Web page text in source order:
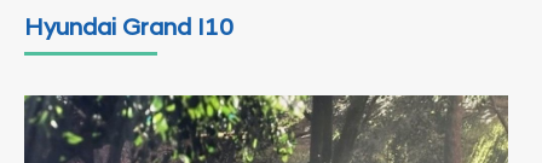
Hyundai Grand I10